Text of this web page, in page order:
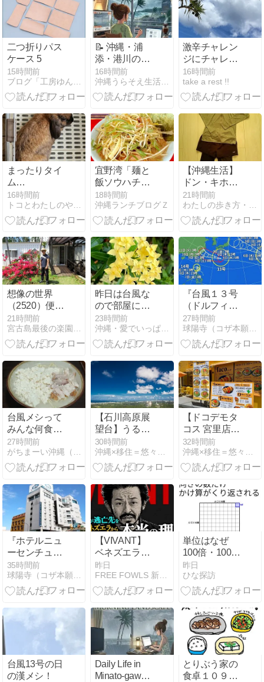
ます
二つ折りパス
ケース 5
15時間前
📝 沖縄・浦
添・港川の介
護生活と今朝
の様子｜暴風
雨の空と今日
（2026年8月8
日）
16時間前
沖縄うらそえ生活｜介護・DIY・日々の記録
激辛チャレン
ジにチャレン
ジ
16時間前
take a rest !!
まったりタイ
ム…
16時間前
宜野湾「麺と
飯ソウハチヤ
がろんちゃん
店」で元気な
ラーメン！ ネ
ギ増し海苔増
しワカメの味
変
18時間前
沖縄ランチブログＺ
【沖縄生活】
ドン・キホー
テでラッシュ
ガード一式を
そろえる
21時間前
想像の世界
（2520）便秘
の原因は食べ
過ぎのよう
だ。
21時間前
昨日は台風な
ので部屋にこ
もって、花の
写真を眺めな
がら・・
23時間前
沖縄・愛でいっぱいの地球
『台風１３号
（ドルフィ
ン）・臨時休
業③』 球陽寺
（コザ本願
ス速報
27時間前
台風メシって
みんな何食べ
る？
27時間前
【石川高原展
望台】うるま
市にある穴場
の展望台。階
段は大変だけ
渡せる絶景
30時間前
【ドコデモタ
コス 宮里店】
もっちりな生
地とたっぷり
レタスが最高
32時間前
『ホテルニュ
ーセンチュリ
ー様（沖縄
市）』
35時間前
【VIVANT】
ベネズエラ→
キプロス?ア
リ移動の真相
考察
昨日
単位はなぜ
100倍・1000
倍とびになる
の？長さ・面
積・体積で変
小学生の算数
【図形】
昨日
ひな探訪
台風13号の日
の漢メシ！
Daily Life in
Minato-gawa,
とりぶう家の
食卓１０９～